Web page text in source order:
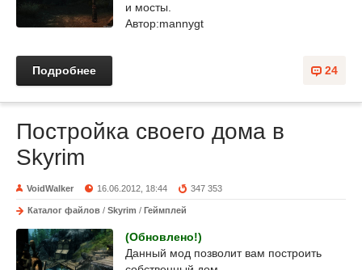
и мосты.
Автор:mannygt
24
Подробнее
Постройка своего дома в
Skyrim
VoidWalker 16.06.2012, 18:44 347 353
Каталог файлов / Skyrim / Геймплей
(Обновлено!)
Данный мод позволит вам построить